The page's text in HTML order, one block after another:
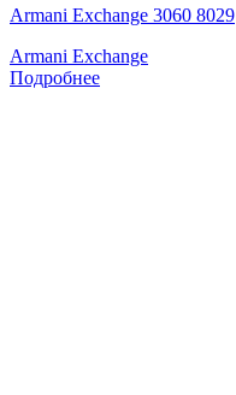
Armani Exchange 3060 8029
Armani Exchange
Подробнее